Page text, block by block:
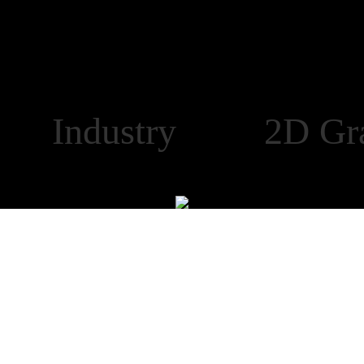
2D